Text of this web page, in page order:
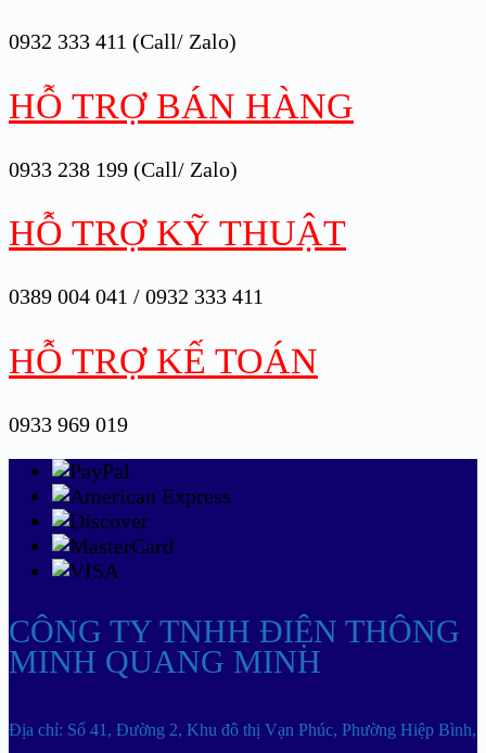
0932 333 411 (Call/ Zalo)
HỖ TRỢ BÁN HÀNG
0933 238 199 (Call/ Zalo)
HỖ TRỢ KỸ THUẬT
0389 004 041 / 0932 333 411
HỖ TRỢ KẾ TOÁN
0933 969 019
CÔNG TY TNHH ĐIỆN THÔNG
MINH QUANG MINH
Địa chỉ: Số 41, Đường 2, Khu đô thị Vạn Phúc, Phường Hiệp Bình,